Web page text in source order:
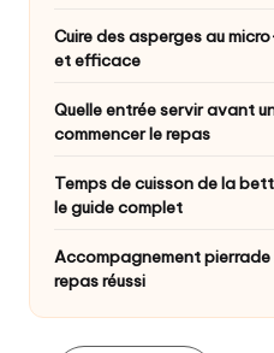
Cuire des asperges au
et efficace
Quelle entrée servir avant
commencer le repas
Temps de cuisson de la
le guide complet
Accompagnement
repas réussi